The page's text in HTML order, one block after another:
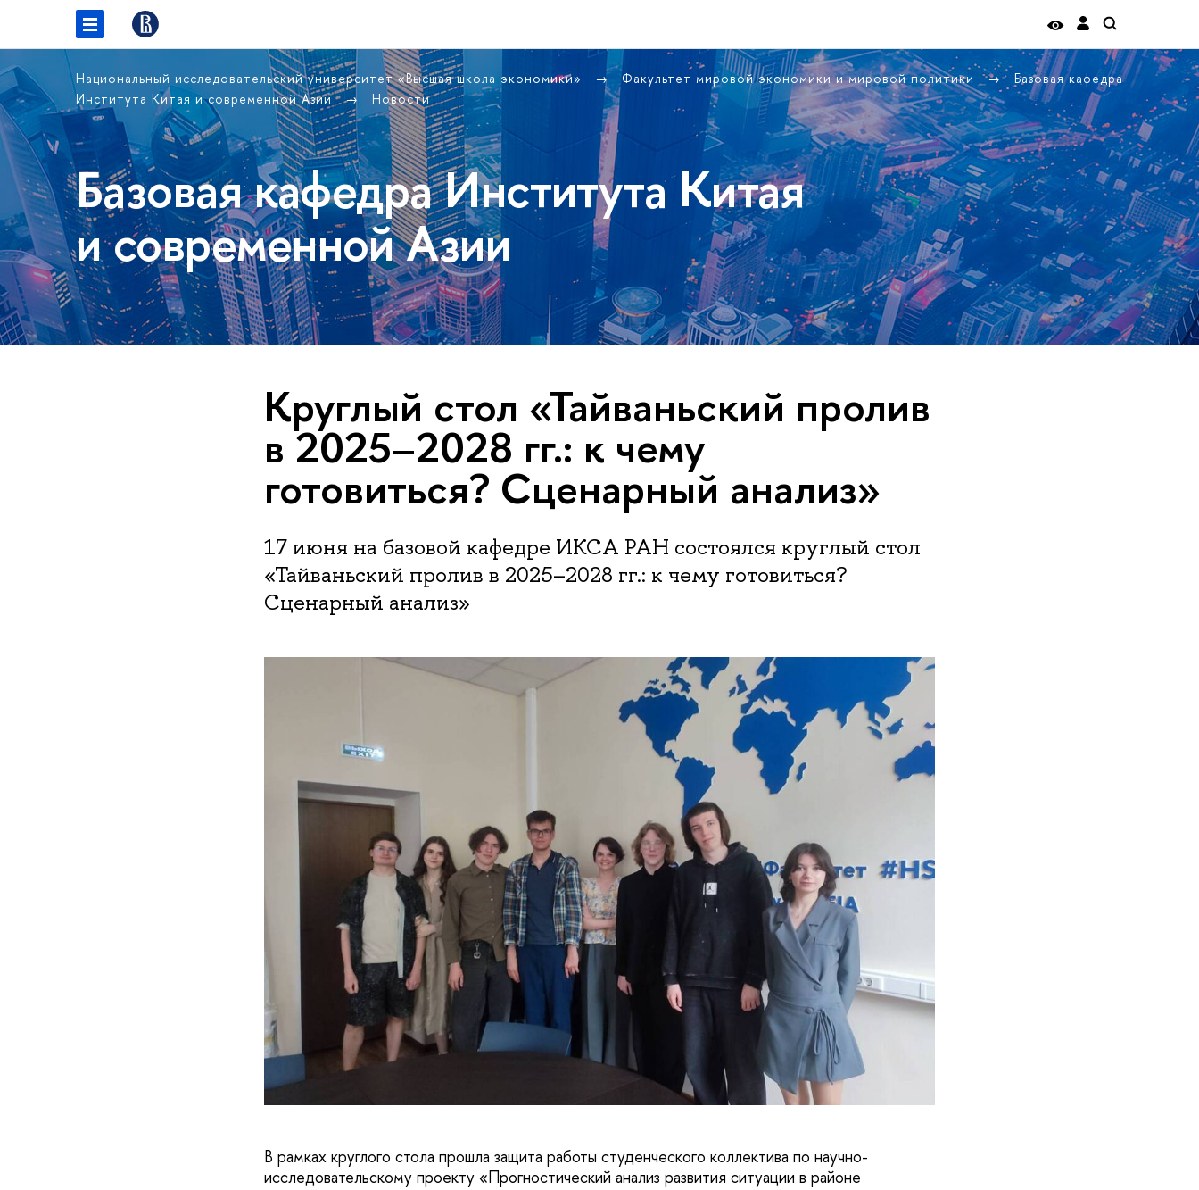
Национальный исследовательский университет «Высшая школа экономики» Факультет мировой экономики и мировой политики
Базовая кафедра
Института Китая и современной Азии
Новости
Базовая кафедра Института Китая
и современной Азии
Круглый стол «Тайваньский пролив
в 2025–2028 гг.: к чему
готовиться? Сценарный анализ»
17 июня на базовой кафедре ИКСА РАН состоялся круглый стол
«Тайваньский пролив в 2025–2028 гг.: к чему готовиться?
Сценарный анализ»
В рамках круглого стола прошла защита работы студенческого коллектива по научно-
исследовательскому проекту «Прогностический анализ развития ситуации в районе